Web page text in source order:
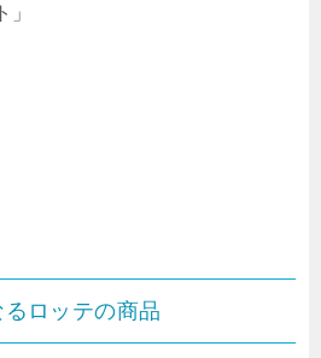
」
ロッテの商品